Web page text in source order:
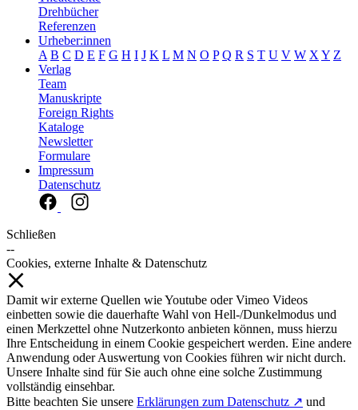
Drehbücher
Referenzen
Urheber:innen
A B C D E F G H I J K L M N O P Q R S T U V W X Y Z
Verlag
Team
Manuskripte
Foreign Rights
Kataloge
Newsletter
Formulare
Impressum
Datenschutz
Schließen
--
Cookies, externe Inhalte & Datenschutz
Damit wir externe Quellen wie Youtube oder Vimeo Videos
einbetten sowie die dauerhafte Wahl von Hell-/Dunkelmodus und
einen Merkzettel ohne Nutzerkonto anbieten können, muss hierzu
Ihre Entscheidung in einem Cookie gespeichert werden. Eine andere
Anwendung oder Auswertung von Cookies führen wir nicht durch.
Unsere Inhalte sind für Sie auch ohne eine solche Zustimmung
vollständig einsehbar.
Bitte beachten Sie unsere Erklärungen zum Datenschutz ↗ und